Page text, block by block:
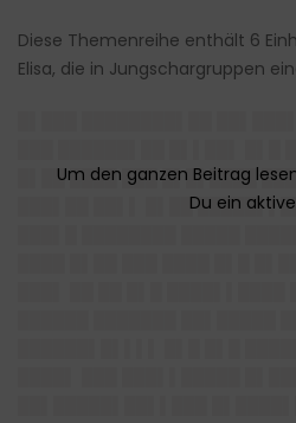
Diese Themenreihe enthält 6
Elisa, die in Jungschargruppen
█▌██ ████ ███ █▌█▌████
███▌██ ██▌▌ █▌██